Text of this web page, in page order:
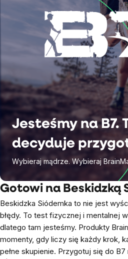
Jesteśmy na B7.
decyduje
Wybieraj mądrze. Wybieraj
Gotowi na Beskidzką
Beskidzka Siódemka to nie jest
błędy. To test fizycznej i mentalnej
dlatego tam jesteśmy. Produkty
momenty, gdy liczy się każdy krok,
pełne skupienie. Przygotuj się do B7